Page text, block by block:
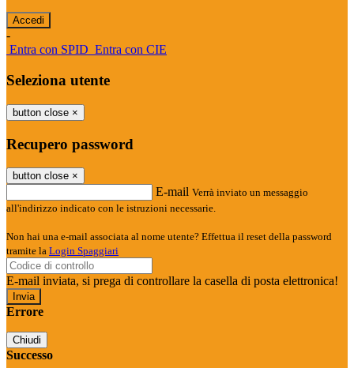
-
Entra con SPID Entra con CIE
Seleziona utente
button close ×
Recupero password
button close ×
E-mail Verrà inviato un messaggio
all'indirizzo indicato con le istruzioni necessarie.
Non hai una e-mail associata al nome utente? Effettua il reset della password
tramite la Login Spaggiari
E-mail inviata, si prega di controllare la casella di posta elettronica!
Errore
Chiudi
Successo